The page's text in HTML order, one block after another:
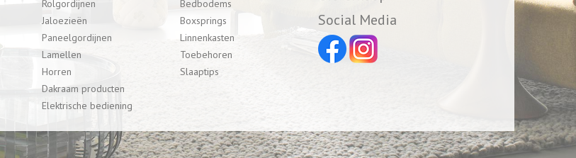
Rolgordijnen
Jaloezieën
Paneelgordijnen
Lamellen
Horren
Dakraam producten
Elektrische bediening
Bedbodems
Boxsprings
Linnenkasten
Toebehoren
Slaaptips
Social Media